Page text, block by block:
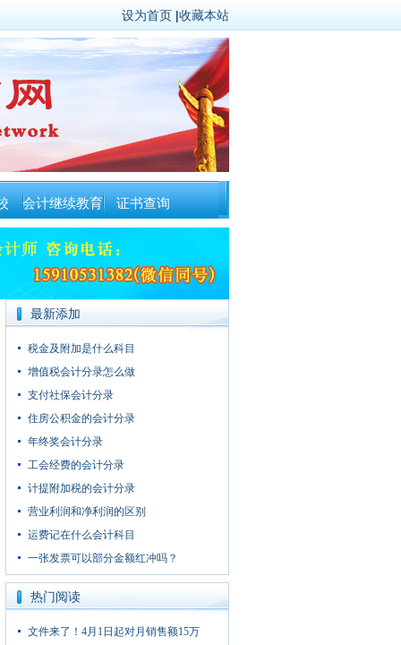
设为首页 |收藏本站
会计继续教育 证书查询
最新添加
税金及附加是什么科目
增值税会计分录怎么做
支付社保会计分录
住房公积金的会计分录
年终奖会计分录
工会经费的会计分录
计提附加税的会计分录
营业利润和净利润的区别
运费记在什么会计科目
一张发票可以部分金额红冲吗？
热门阅读
文件来了！4月1日起对月销售额15万